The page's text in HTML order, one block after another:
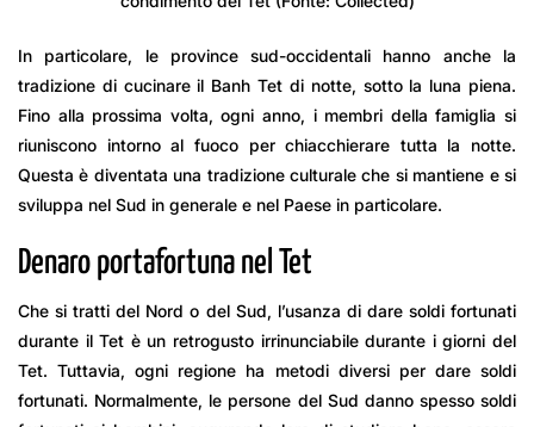
In particolare, le province sud-occidentali hanno anche la
tradizione di cucinare il Banh Tet di notte, sotto la luna piena.
Fino alla prossima volta, ogni anno, i membri della famiglia si
riuniscono intorno al fuoco per chiacchierare tutta la notte.
Questa è diventata una tradizione culturale che si mantiene e si
sviluppa nel Sud in generale e nel Paese in particolare.
Denaro portafortuna nel Tet
Che si tratti del Nord o del Sud, l’usanza di dare soldi fortunati
durante il Tet è un retrogusto irrinunciabile durante i giorni del
Tet. Tuttavia, ogni regione ha metodi diversi per dare soldi
fortunati. Normalmente, le persone del Sud danno spesso soldi